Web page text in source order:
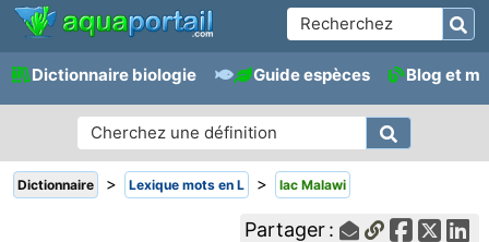
Dictionnaire biologie Guide espèces Blog et
Dictionnaire > Lexique mots en L > lac Malawi
Partager :